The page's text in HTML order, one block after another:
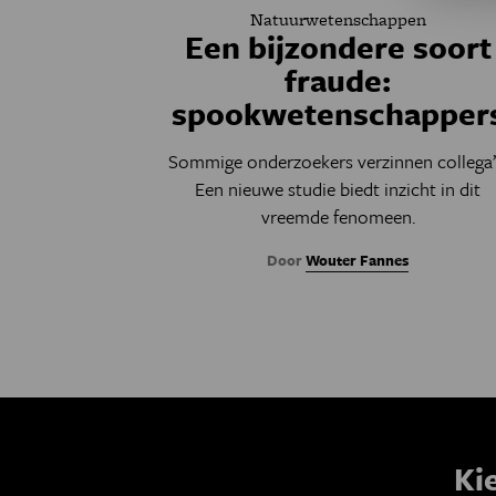
Natuurwetenschappen
Een bijzondere soort
fraude:
Sommige onderzoekers verzinnen
Een nieuwe studie biedt inzicht in dit
vreemde fenomeen.
DoorWouter Fannes